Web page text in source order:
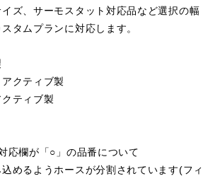
ズ、サーモスタット対応品など選択の幅
タムプランに対応します。
クティブ製
ティブ製
応欄が「○」の品番について
めるようホースが分割されています(フィ